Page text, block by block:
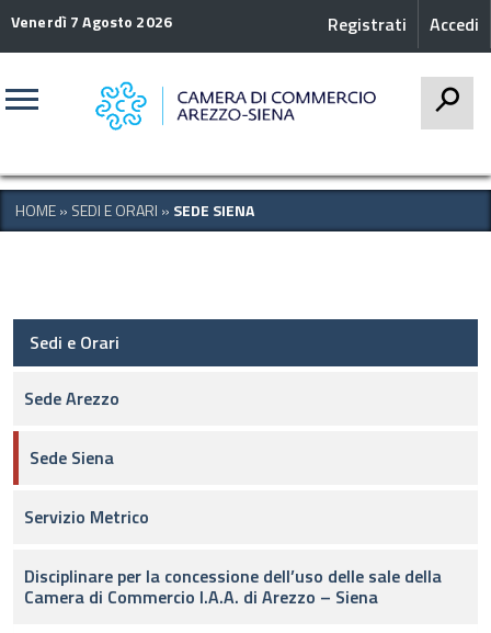
Venerdì 7 Agosto 2026 Accedi
Registrati
HOME» SEDI E ORARI » SEDE SIENA
Sedi e Orari
Sede Arezzo
Sede Siena
Servizio Metrico
Disciplinare per la concessione dell’uso delle sale della
Camera di Commercio I.A.A. di Arezzo – Siena